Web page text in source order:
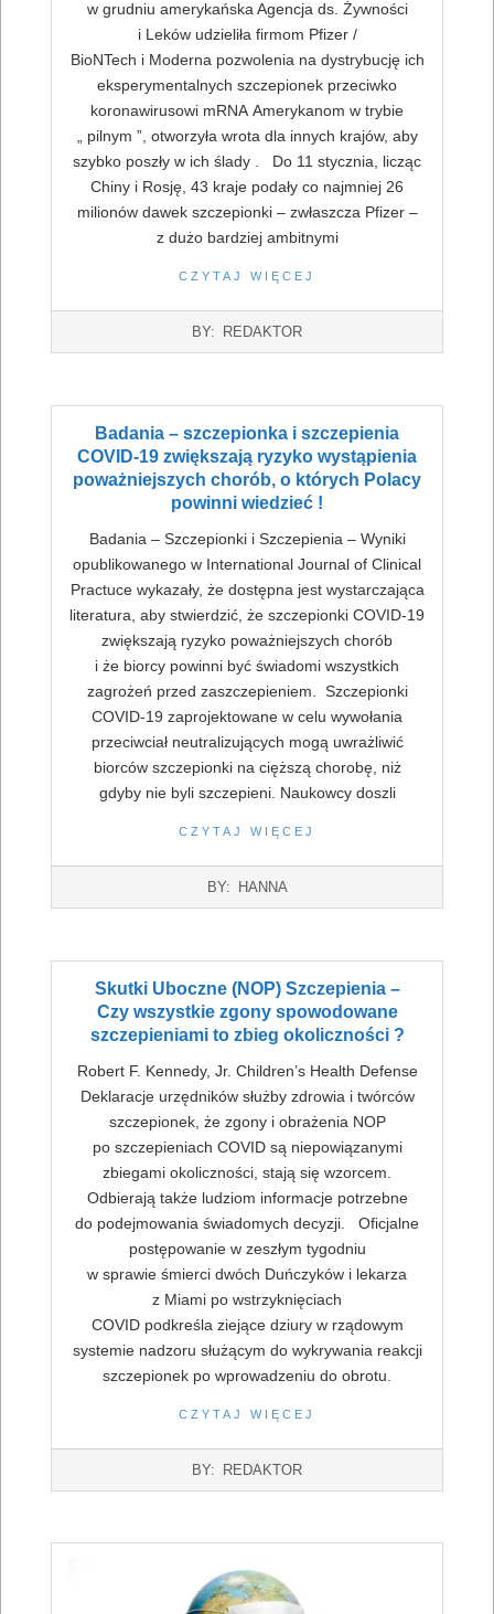
w grudniu amerykańska Agencja ds. Żywności
i Leków udzieliła firmom Pfizer /
BioNTech i Moderna pozwolenia na dystrybucję ich
eksperymentalnych szczepionek przeciwko
koronawirusowi mRNA Amerykanom w trybie
„ pilnym ”, otworzyła wrota dla innych krajów, aby
szybko poszły w ich ślady . Do 11 stycznia, licząc
Chiny i Rosję, 43 kraje podały co najmniej 26
milionów dawek szczepionki – zwłaszcza Pfizer –
z dużo bardziej ambitnymi
CZYTAJ WIĘCEJ
BY: REDAKTOR
Badania – szczepionka i szczepienia
COVID-19 zwiększają ryzyko wystąpienia
poważniejszych chorób, o których Polacy
powinni wiedzieć !
Badania – Szczepionki i Szczepienia – Wyniki
opublikowanego w International Journal of Clinical
Practuce wykazały, że dostępna jest wystarczająca
literatura, aby stwierdzić, że szczepionki COVID-19
zwiększają ryzyko poważniejszych chorób
i że biorcy powinni być świadomi wszystkich
zagrożeń przed zaszczepieniem. Szczepionki
COVID-19 zaprojektowane w celu wywołania
przeciwciał neutralizujących mogą uwrażliwić
biorców szczepionki na cięższą chorobę, niż
gdyby nie byli szczepieni. Naukowcy doszli
CZYTAJ WIĘCEJ
BY: HANNA
Skutki Uboczne (NOP) Szczepienia –
Czy wszystkie zgony spowodowane
szczepieniami to zbieg okoliczności ?
Robert F. Kennedy, Jr. Children’s Health Defense
Deklaracje urzędników służby zdrowia i twórców
szczepionek, że zgony i obrażenia NOP
po szczepieniach COVID są niepowiązanymi
zbiegami okoliczności, stają się wzorcem.
Odbierają także ludziom informacje potrzebne
do podejmowania świadomych decyzji. Oficjalne
postępowanie w zeszłym tygodniu
w sprawie śmierci dwóch Duńczyków i lekarza
z Miami po wstrzyknięciach
COVID podkreśla ziejące dziury w rządowym
systemie nadzoru służącym do wykrywania reakcji
szczepionek po wprowadzeniu do obrotu.
CZYTAJ WIĘCEJ
BY: REDAKTOR